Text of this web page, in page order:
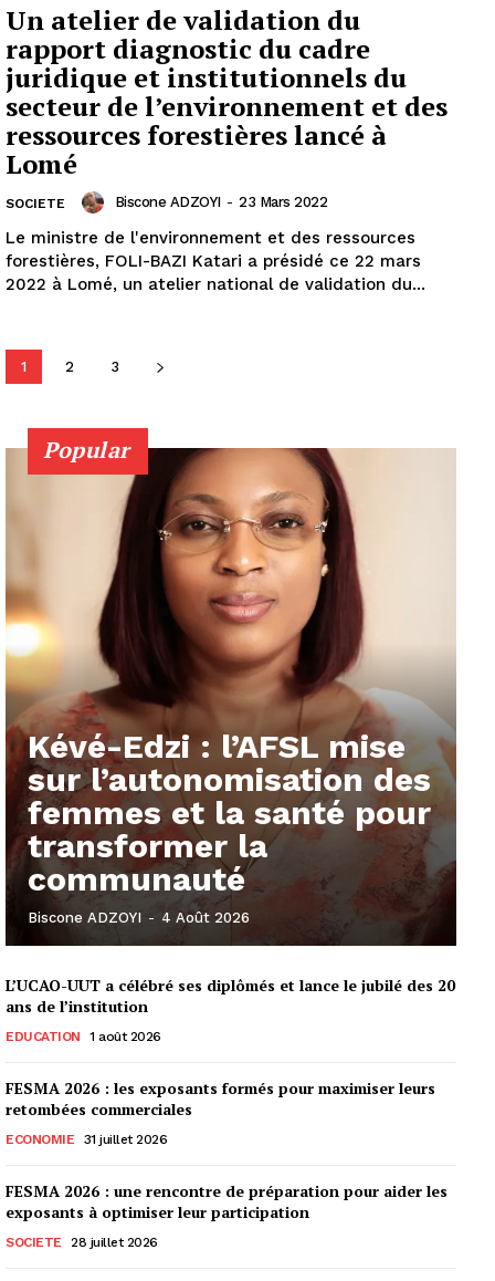
Un atelier de validation du
rapport diagnostic du cadre
juridique et institutionnels du
secteur de l’environnement et des
ressources forestières lancé à
Lomé
SOCIETE Biscone ADZOYI - 23 Mars 2022
Le ministre de l'environnement et des ressources
forestières, FOLI-BAZI Katari a présidé ce 22 mars
2022 à Lomé, un atelier national de validation du...
1 2 3
Popular
Kévé-Edzi : l’AFSL mise
sur l’autonomisation des
femmes et la santé pour
transformer la
communauté
Biscone ADZOYI - 4 Août 2026
L’UCAO-UUT a célébré ses diplômés et lance le jubilé des 20
ans de l’institution
EDUCATION 1 août 2026
FESMA 2026 : les exposants formés pour maximiser leurs
retombées commerciales
ECONOMIE 31 juillet 2026
FESMA 2026 : une rencontre de préparation pour aider les
exposants à optimiser leur participation
SOCIETE 28 juillet 2026